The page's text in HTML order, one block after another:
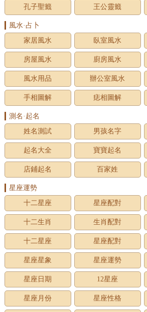
孔子聖籤 王公靈籤
風水·占卜
家居風水
臥室風水
房屋風水 廚房風水
風水用品 辦公室風水
手相圖解 痣相圖解
測名·起名
姓名測試
男孩名字
起名大全 寶寶起名
店鋪起名 百家姓
星座運勢
十二星座
星座配對
十二生肖 生肖配對
十二星座 星座配對
星座星象 星座運勢
星座日期 12星座
星座月份 星座性格